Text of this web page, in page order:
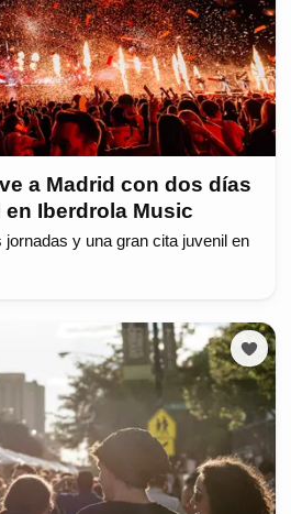
a Madrid con dos días
Iberdrola Music
y una gran cita juvenil en